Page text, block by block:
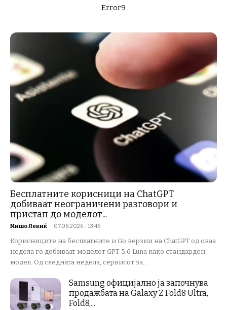
Error9
Бесплатните корисници на ChatGPT
добиваат неограничени разговори и
пристап до моделот...
Мишо Лекиќ - 07.08.2026 - 13:46
Корисниците на бесплатните и Go верзии на ChatGPT од оваа
недела го добиваат моделот GPT-5.6 Luna како стандарден
модел. Од следната недела, сервисот за...
Samsung официјално ја започнува
продажбата на Galaxy Z Fold8 Ultra,
Fold8,...